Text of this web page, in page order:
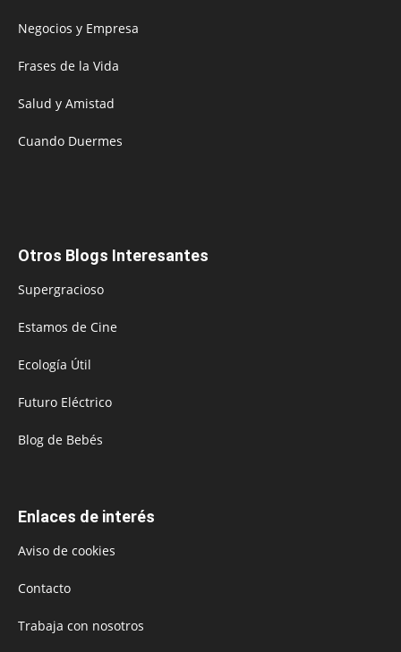
Negocios y Empresa
Frases de la Vida
Salud y Amistad
Cuando Duermes
Otros Blogs Interesantes
Supergracioso
Estamos de Cine
Ecología Útil
Futuro Eléctrico
Blog de Bebés
Enlaces de interés
Aviso de cookies
Contacto
Trabaja con nosotros